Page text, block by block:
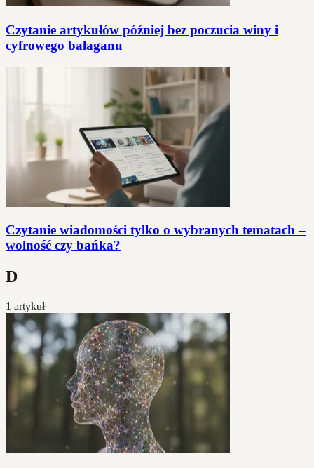
Czytanie artykułów później bez poczucia winy i
cyfrowego bałaganu
Czytanie wiadomości tylko o wybranych tematach –
wolność czy bańka?
D
1 artykuł